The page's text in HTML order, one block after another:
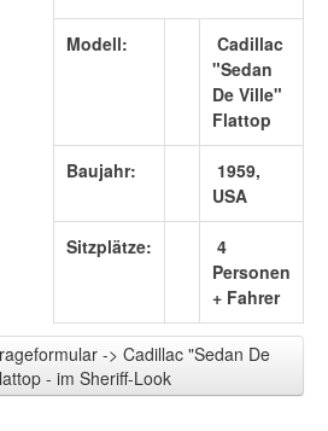
Modell:
Cadillac
"Sedan
De Ville"
Flattop
Baujahr:
1959,
USA
Sitzplätze:
4
Personen
+ Fahrer
-> Cadillac "Sedan De
- im Sheriff-Look